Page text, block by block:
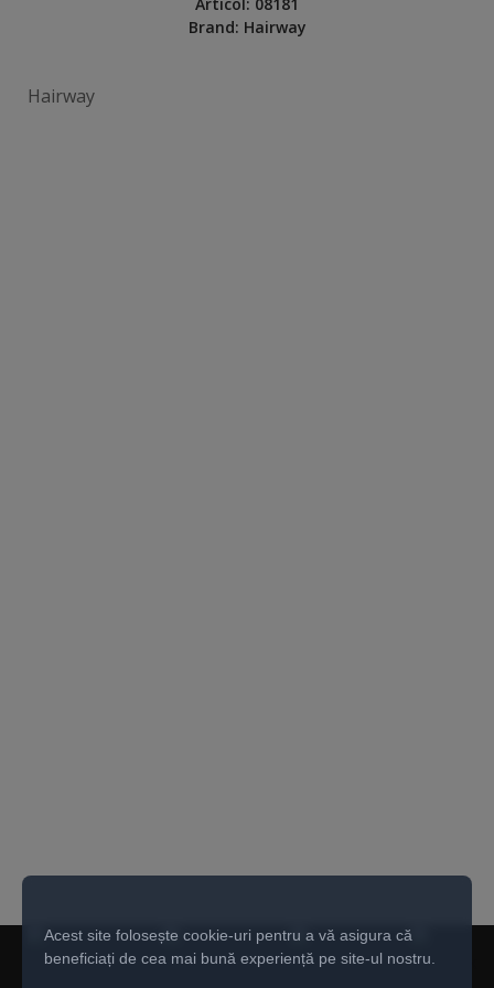
Brand: Hairway
Hairway
Acest site folosește cookie-uri pentru a vă asigura că
beneficiați de cea mai bună experiență pe site-ul nostru.